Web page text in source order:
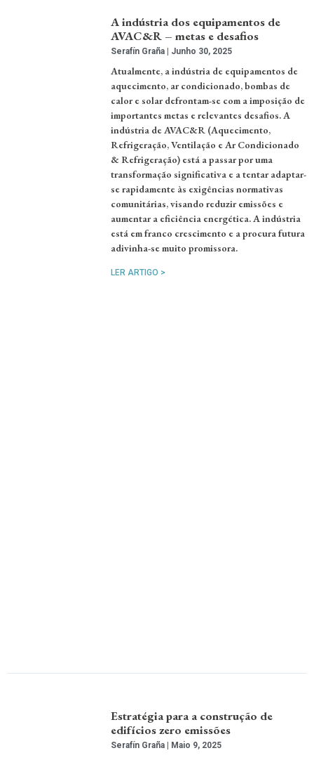
A indústria dos equipamentos de
AVAC&R – metas e desafios
Serafín Graña Junho 30, 2025
Atualmente, a indústria de equipamentos de
aquecimento, ar condicionado, bombas de
calor e solar defrontam-se com a imposição de
importantes metas e relevantes desafios. A
indústria de AVAC&R (Aquecimento,
Refrigeração, Ventilação e Ar Condicionado
& Refrigeração) está a passar por uma
transformação significativa e a tentar adaptar-
se rapidamente às exigências normativas
comunitárias, visando reduzir emissões e
aumentar a eficiência energética. A indústria
está em franco crescimento e a procura futura
adivinha-se muito promissora.
LER ARTIGO >
Estratégia para a construção de
edifícios zero emissões
Serafín Graña Maio 9, 2025